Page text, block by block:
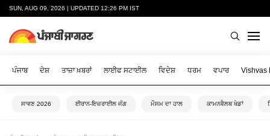
SUN, AUG 09, 2026 | UPDATED 12:26 PM IST
ਪੰਜਾਬ ਦੇਸ਼ ਤਾਜ਼ਾ ਖ਼ਬਰਾਂ ਲਾਈਫ ਸਟਾਈਲ ਵਿਦੇਸ਼ ਧਰਮ ਵਪਾਰ Vishvas
ਸਾਵਣ 2026 ਈਰਾਨ-ਇਜ਼ਰਾਈਲ ਜੰਗ ਮੌਸਮ ਦਾ ਹਾਲ ਕਾਮਨਵੈਲਥ ਖੇਡਾਂ